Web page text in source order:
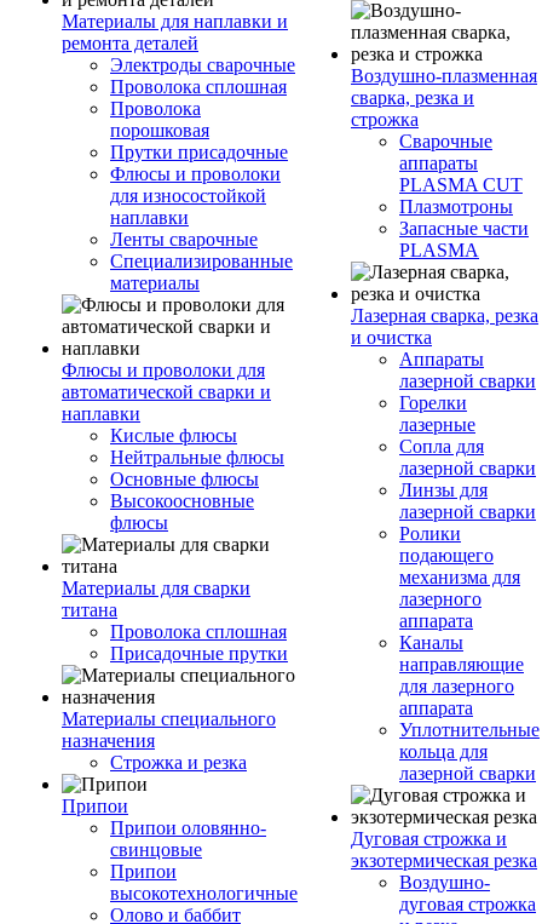
Материалы для наплавки и
ремонта деталей
Электроды сварочные
Проволока сплошная
Проволока
порошковая
Прутки присадочные
Флюсы и проволоки
для износостойкой
наплавки
Ленты сварочные
Специализированные
материалы
Флюсы и проволоки для
автоматической сварки и
наплавки
Кислые флюсы
Нейтральные флюсы
Основные флюсы
Высокоосновные
флюсы
Материалы для сварки
титана
Проволока сплошная
Присадочные прутки
Материалы специального
назначения
Строжка и резка
Припои
Припои оловянно-
свинцовые
Припои
высокотехнологичные
Олово и баббит
Воздушно-плазменная
сварка, резка и
строжка
Сварочные
аппараты
PLASMA CUT
Плазмотроны
Запасные части
PLASMA
Лазерная сварка, резка
и очистка
Аппараты
лазерной сварки
Горелки
лазерные
Сопла для
лазерной сварки
Линзы для
лазерной сварки
Ролики
подающего
механизма для
лазерного
аппарата
Каналы
направляющие
для лазерного
аппарата
Уплотнительные
кольца для
лазерной сварки
Дуговая строжка и
экзотермическая резка
Воздушно-
дуговая строжка